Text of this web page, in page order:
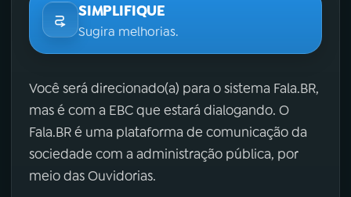
SIMPLIFIQUE
Sugira melhorias.
Você será direcionado(a) para o sistema Fala.BR,
mas é com a EBC que estará dialogando. O
Fala.BR é uma plataforma de comunicação da
sociedade com a administração pública, por
meio das Ouvidorias.